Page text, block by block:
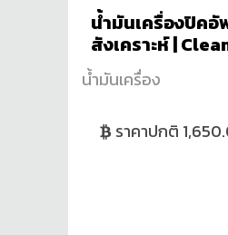
น้ำมันเครื่องปิคอั
สังเคราะห์ |
น้ำมันเครื่อง
ราคาปกติ